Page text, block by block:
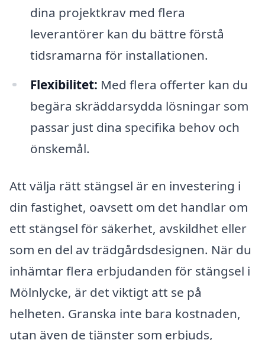
dina projektkrav med flera
leverantörer kan du bättre förstå
tidsramarna för installationen.
Flexibilitet: Med flera offerter kan du
begära skräddarsydda lösningar som
passar just dina specifika behov och
önskemål.
Att välja rätt stängsel är en investering i
din fastighet, oavsett om det handlar om
ett stängsel för säkerhet, avskildhet eller
som en del av trädgårdsdesignen. När du
inhämtar flera erbjudanden för stängsel i
Mölnlycke, är det viktigt att se på
helheten. Granska inte bara kostnaden,
utan även de tjänster som erbjuds,